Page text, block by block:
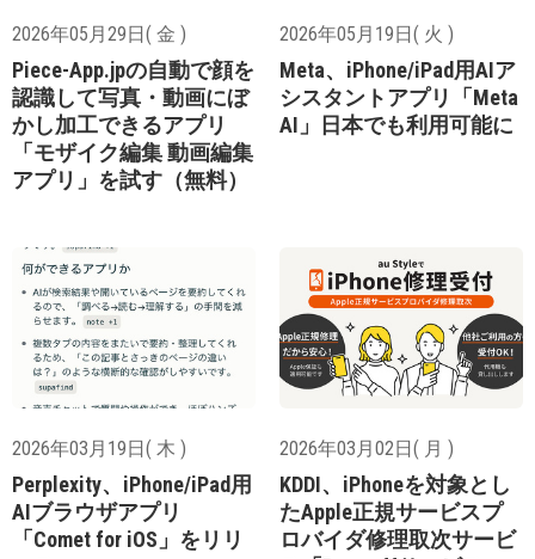
2026年05月29日( 金 )
Piece-App.jpの自動で顔を
認識して写真・動画にぼ
かし加工できるアプリ
「モザイク編集 動画編集
アプリ」を試す（無料）
2026年05月19日( 火 )
Meta、iPhone/iPad用AIア
シスタントアプリ「Meta
AI」日本でも利用可能に
2026年03月19日( 木 )
Perplexity、iPhone/iPad用
AIブラウザアプリ
「Comet for iOS」をリリ
2026年03月02日( 月 )
KDDI、iPhoneを対象とし
たApple正規サービスプ
ロバイダ修理取次サービ